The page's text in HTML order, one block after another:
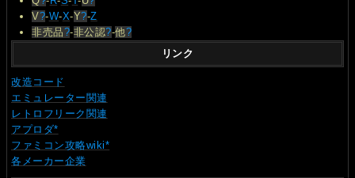
V?-W-X-Y?-Z
非売品?-非公認?-他?
リンク
改造コード
エミュレーター関連
レトロフリーク関連
アプロダ*
ファミコン攻略wiki*
各メーカー企業